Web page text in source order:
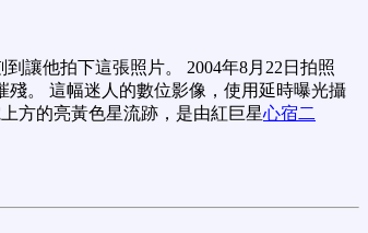
讓他拍下這張照片。 2004年8月22日拍照
殘。 這幅迷人的數位影像，使用延時曝光攝
方的亮黃色星流跡，是由紅巨星心宿二